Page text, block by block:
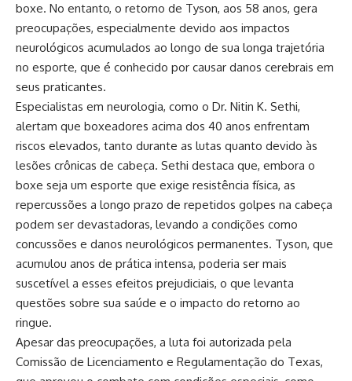
boxe. No entanto, o retorno de Tyson, aos 58 anos, gera
preocupações, especialmente devido aos impactos
neurológicos acumulados ao longo de sua longa trajetória
no esporte, que é conhecido por causar danos cerebrais em
seus praticantes.
Especialistas em neurologia, como o Dr. Nitin K. Sethi,
alertam que boxeadores acima dos 40 anos enfrentam
riscos elevados, tanto durante as lutas quanto devido às
lesões crônicas de cabeça. Sethi destaca que, embora o
boxe seja um esporte que exige resistência física, as
repercussões a longo prazo de repetidos golpes na cabeça
podem ser devastadoras, levando a condições como
concussões e danos neurológicos permanentes. Tyson, que
acumulou anos de prática intensa, poderia ser mais
suscetível a esses efeitos prejudiciais, o que levanta
questões sobre sua saúde e o impacto do retorno ao
ringue.
Apesar das preocupações, a luta foi autorizada pela
Comissão de Licenciamento e Regulamentação do Texas,